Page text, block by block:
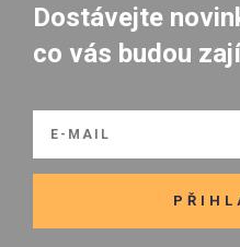
Dostávejte
co vás budou